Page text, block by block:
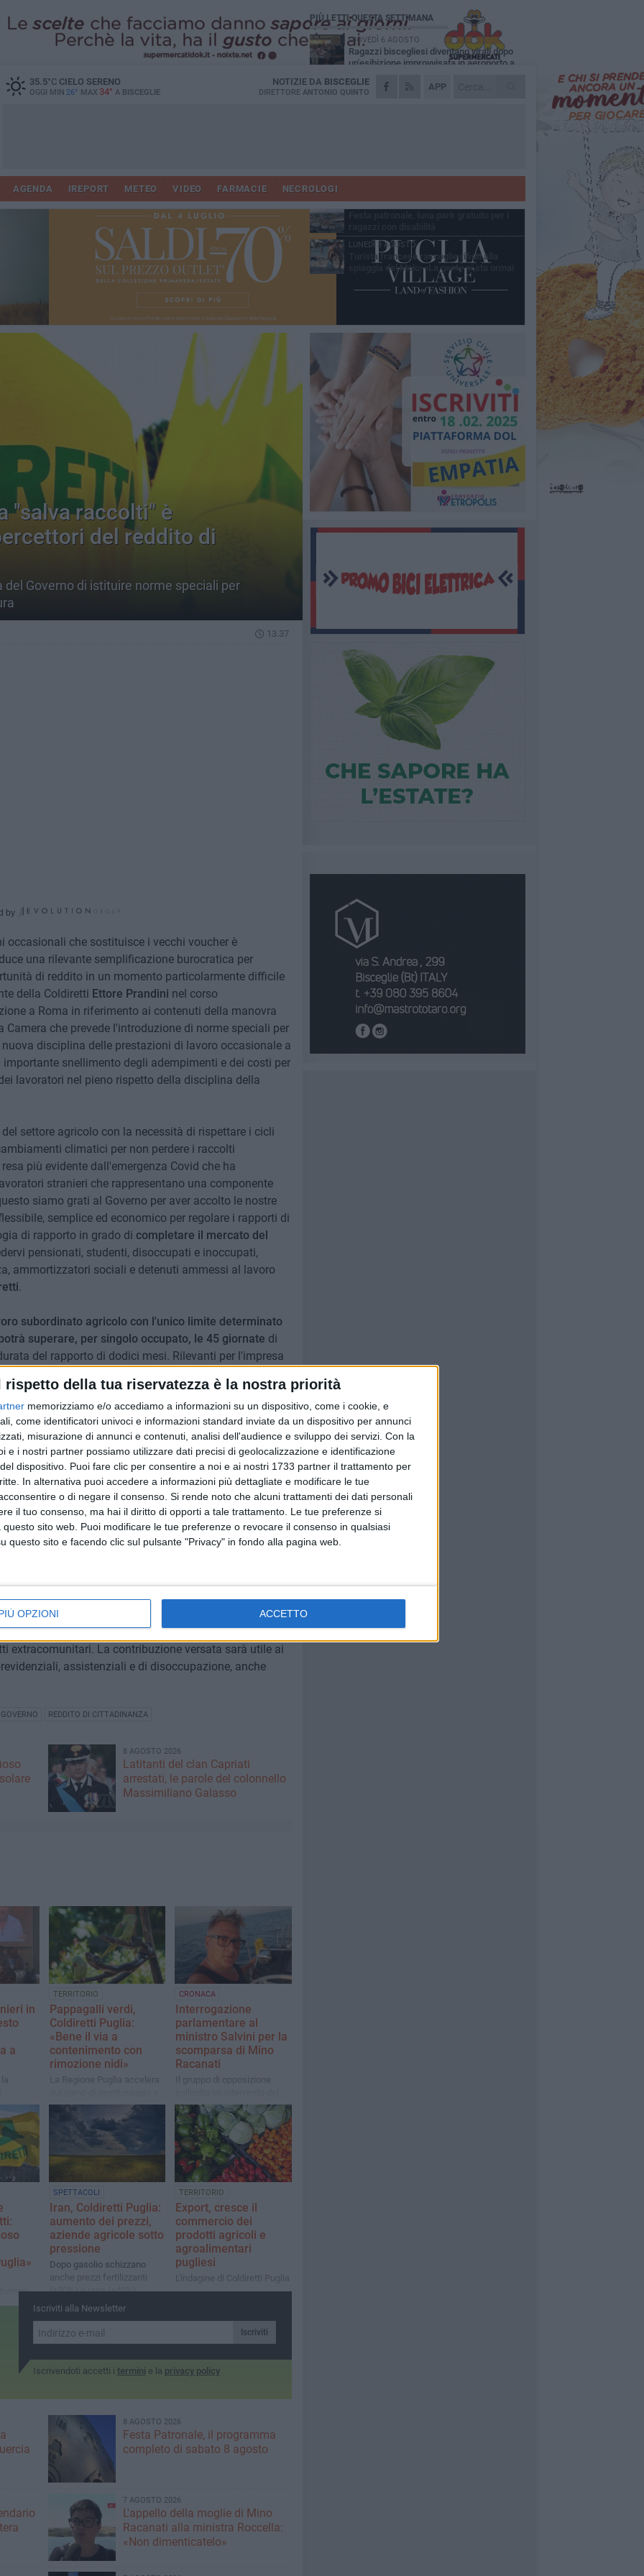
rispetto della tua riservatezza è la nostra priorità
memorizziamo e/o accediamo a informazioni su un dispositivo, come i cookie, e
come identificatori univoci e informazioni standard inviate da un dispositivo per annunci
misurazione di annunci e contenuti, analisi dell'audience e sviluppo dei servizi. Con la
e i nostri partner possiamo utilizzare dati precisi di geolocalizzazione e identificazione
dispositivo. Puoi fare clic per consentire a noi e ai nostri 1733 partner il trattamento per
In alternativa puoi accedere a informazioni più dettagliate e modificare le tue
o di negare il consenso. Si rende noto che alcuni trattamenti dei dati personali
il tuo consenso, ma hai il diritto di opporti a tale trattamento. Le tue preferenze si
sito web. Puoi modificare le tue preferenze o revocare il consenso in qualsiasi
questo sito e facendo clic sul pulsante "Privacy" in fondo alla pagina web.
OPZIONI ACCETTO
35.5°CCIELO SERENO
OGGI MIN 26° MAX 34° A BISCEGLIE
APP
NOTIZIE DA BISCEGLIE
DIRETTORE ANTONIO QUINTO
AGENDA IREPORT METEO VIDEO FARMACIE NECROLOGI
"salva raccolti" è
del reddito di
del Governo di istituire norme speciali per
13.37
by
occasionali che sostituisce i vecchi voucher è
una rilevante semplificazione burocratica per
di reddito in un momento particolarmente difficile
della Coldiretti Ettore Prandini nel corso
a Roma in riferimento ai contenuti della manovra
che prevede l'introduzione di norme speciali per
disciplina delle prestazioni di lavoro occasionale a
snellimento degli adempimenti e dei costi per
lavoratori nel pieno rispetto della disciplina della
settore agricolo con la necessità di rispettare i cicli
climatici per non perdere i raccolti
più evidente dall'emergenza Covid che ha
stranieri che rappresentano una componente
siamo grati al Governo per aver accolto le nostre
semplice ed economico per regolare i rapporti di
di rapporto in grado di completare il mercato del
pensionati, studenti, disoccupati e inoccupati,
ammortizzatori sociali e detenuti ammessi al lavoro
.
subordinato agricolo con l'unico limite determinato
superare, per singolo occupato, le 45 giornate di
del rapporto di dodici mesi. Rilevanti per l'impresa
contenimento dei costi. Le prime consentiranno
paga alla scadenza del rapporto, che assolve
la consegna del modello Unilav di assunzione, ed
tracciabile, per settimana-quindicina-mese» hanno
che la contribuzione dovuta sui compensi erogati
da versare in un'unica soluzione entro il giorno 16
Tutte le tutele a favore del lavoratore previste
natura previdenziale ed assistenziale, e le tutele
sistema della bilateralità agricola, saranno garantite al
della contrattazione collettiva sarà inoltre esente da
tipologia di trattamento pensionistico e sarà
reddito necessario per il rilascio o il rinnovo del
extracomunitari. La contribuzione versata sarà utile ai
assistenziali e di disoccupazione, anche
GOVERNO REDDITO DI CITTADINANZA
8 AGOSTO 2026
Latitanti del clan Capriati
arrestati, le parole del colonnello
Massimiliano Galasso
in
a
Flai
simile
Bat»
TERRITORIO
Pappagalli verdi,
Coldiretti Puglia:
«Bene il via a
contenimento con
rimozione nidi»
La Regione Puglia accelera
contenimento approvando
l’accordo con l’Università
degli Studi di Bari “Aldo
CRONACA
Interrogazione
parlamentare al
ministro Salvini per la
scomparsa di Mino
Racanati
Il gruppo di opposizione
governo. Tra i firmatari il
senatore biscegliese
Francesco Boccia
di
SPETTACOLI
Iran, Coldiretti Puglia:
aumento dei prezzi,
aziende agricole sotto
pressione
Dopo gasolio schizzano
anche prezzi fertilizzanti
(+30%) e urea (+40%)
TERRITORIO
Export, cresce il
commercio dei
prodotti agricoli e
agroalimentari
pugliesi
L'indagine di Coldiretti Puglia
Iscriviti alla Newsletter
Iscriviti
Iscrivendoti accetti i termini e la privacy policy
8 AGOSTO 2026
Festa Patronale, il programma
completo di sabato 8 agosto
7 AGOSTO 2026
L'appello della moglie di Mino
Racanati alla ministra Roccella:
«Non dimenticatelo»
PIÙ LETTI QUESTA SETTIMANA
GIOVEDÌ 6 AGOSTO
Ragazzi biscegliesi diventano virali dopo
un'esibizione improvvisata in aeroporto a
MARTEDÌ 4 AGOSTO
Emergenza caldo, il Comune di Bisceglie
Due auto incendiate nella notte in via Dieta
MERCOLEDÌ 5 AGOSTO
LUNEDÌ 3 AGOSTO
Turista francese raccoglie rifiuti alla
spiaggia del Molo: «La gente si sta ormai